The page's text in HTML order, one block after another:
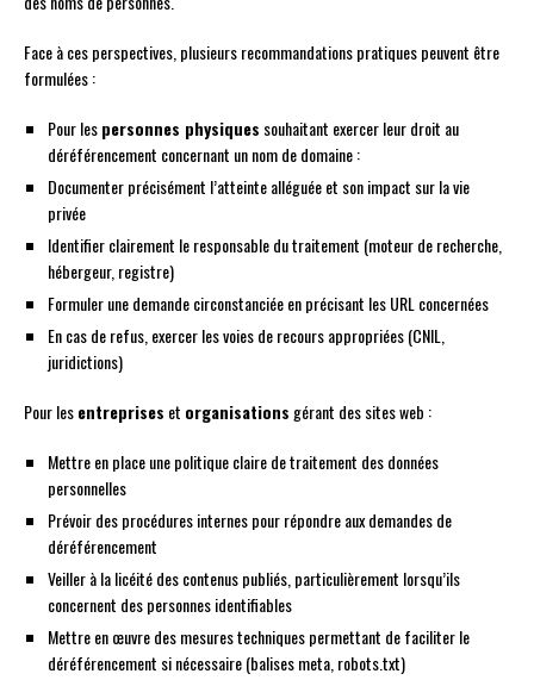
Face à ces perspectives, plusieurs recommandations pratiques peuvent être
formulées :
Pour lespersonnes physiques souhaitant exercer leur droit au
déréférencement concernant un nom de domaine :
Documenter précisément l’atteinte alléguée et son impact sur la vie
privée
Identifier clairement le responsable du traitement (moteur de recherche,
hébergeur, registre)
Formuler une demande circonstanciée en précisant les URL concernées
En cas de refus, exercer les voies de recours appropriées (CNIL,
juridictions)
Pour lesentreprises et organisations gérant des sites web :
Mettre en place une politique claire de traitement des données
personnelles
Prévoir des procédures internes pour répondre aux demandes de
déréférencement
Veiller à la licéité des contenus publiés, particulièrement lorsqu’ils
concernent des personnes identifiables
Mettre en œuvre des mesures techniques permettant de faciliter le
déréférencement si nécessaire (balises meta, robots.txt)